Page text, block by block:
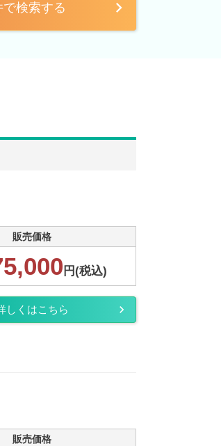
で検索する
販売価格
円(税込)
しくはこちら
販売価格